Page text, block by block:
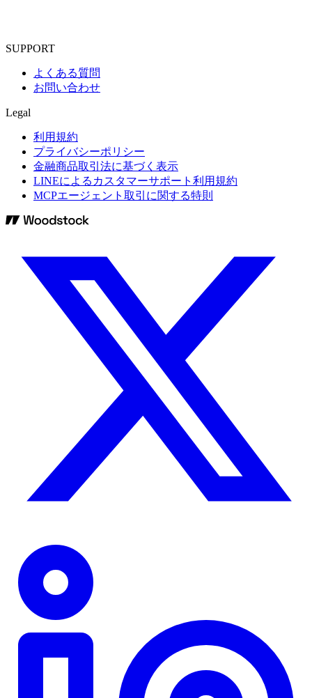
SUPPORT
よくある質問
お問い合わせ
Legal
利用規約
プライバシーポリシー
金融商品取引法に基づく表示
LINEによるカスタマーサポート利用規約
MCPエージェント取引に関する特則